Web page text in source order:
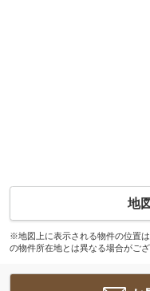
地
※地図上に表示される物件の位置
の物件所在地とは異なる場合がござ